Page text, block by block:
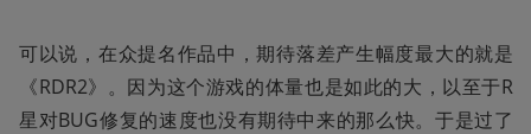
可以说，在众提名作品中，期待落差产生幅度最大的就是
《RDR2》。因为这个游戏的体量也是如此的大，以至于R
星对BUG修复的速度也没有期待中来的那么快。于是过了